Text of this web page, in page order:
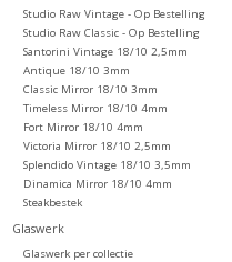
Studio Raw Vintage - Op Bestelling
Studio Raw Classic - Op Bestelling
Santorini Vintage 18/10 2,5mm
Antique 18/10 3mm
Classic Mirror 18/10 3mm
Timeless Mirror 18/10 4mm
Fort Mirror 18/10 4mm
Victoria Mirror 18/10 2,5mm
Splendido Vintage 18/10 3,5mm
Dinamica Mirror 18/10 4mm
Steakbestek
Glaswerk
Glaswerk per collectie